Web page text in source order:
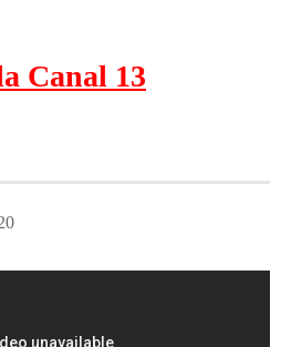
Canal 13